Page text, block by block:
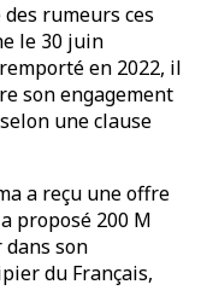
rumeurs ces
le 30 juin
en 2022, il
son engagement
une clause
a reçu une offre
proposé 200 M
son
du Français,